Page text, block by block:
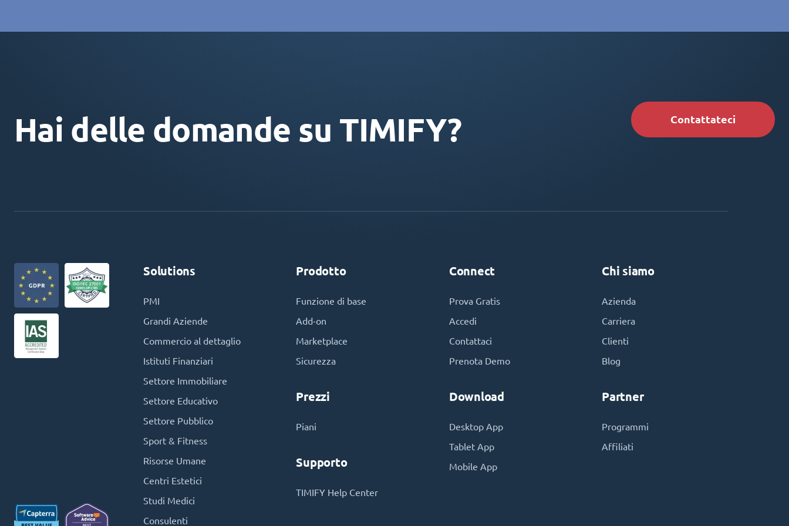
Hai delle domande su TIMIFY? Contattateci
Solutions
PMI
Grandi Aziende
Commercio al dettaglio
Istituti Finanziari
Settore Immobiliare
Settore Educativo
Settore Pubblico
Sport & Fitness
Risorse Umane
Centri Estetici
Studi Medici
Consulenti
Prodotto
Funzione di base
Add-on
Marketplace
Sicurezza
Prezzi
Piani
Supporto
TIMIFY Help Center
Connect
Prova Gratis
Accedi
Contattaci
Prenota Demo
Download
Desktop App
Tablet App
Mobile App
Chi siamo
Azienda
Carriera
Clienti
Blog
Partner
Programmi
Affiliati